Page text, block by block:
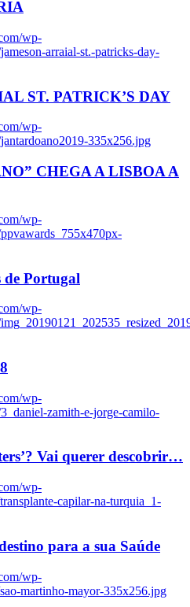
wp-
arraial-st.-patricks-day-
ST. PATRICK’S DAY
wp-
335x256.jpg
CHEGA A LISBOA A
wp-
de Portugal
wp-
wp-
zamith-e-jorge-camilo-
Vai querer descobrir…
wp-
capilar-na-turquia_1-
para a sua Saúde
wp-
martinho-mayor-335x256.jpg